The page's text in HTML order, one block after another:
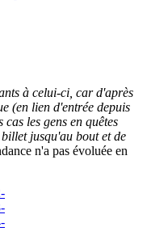
à celui-ci, car d'après
(en lien d'entrée depuis
les gens en quêtes
jusqu'au bout et de
n'a pas évoluée en